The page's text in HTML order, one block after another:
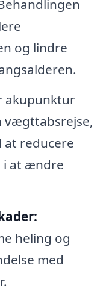
og lindre
akupunktur
vægttabsrejse,
at reducere
i at ændre
heling og
med